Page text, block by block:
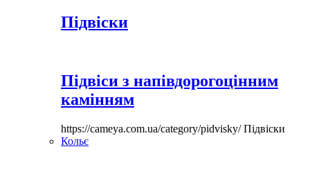
Підвіски
Підвіси з напівдорогоцінним
камінням
https://cameya.com.ua/category/pidvisky/Підвіски
Кольє